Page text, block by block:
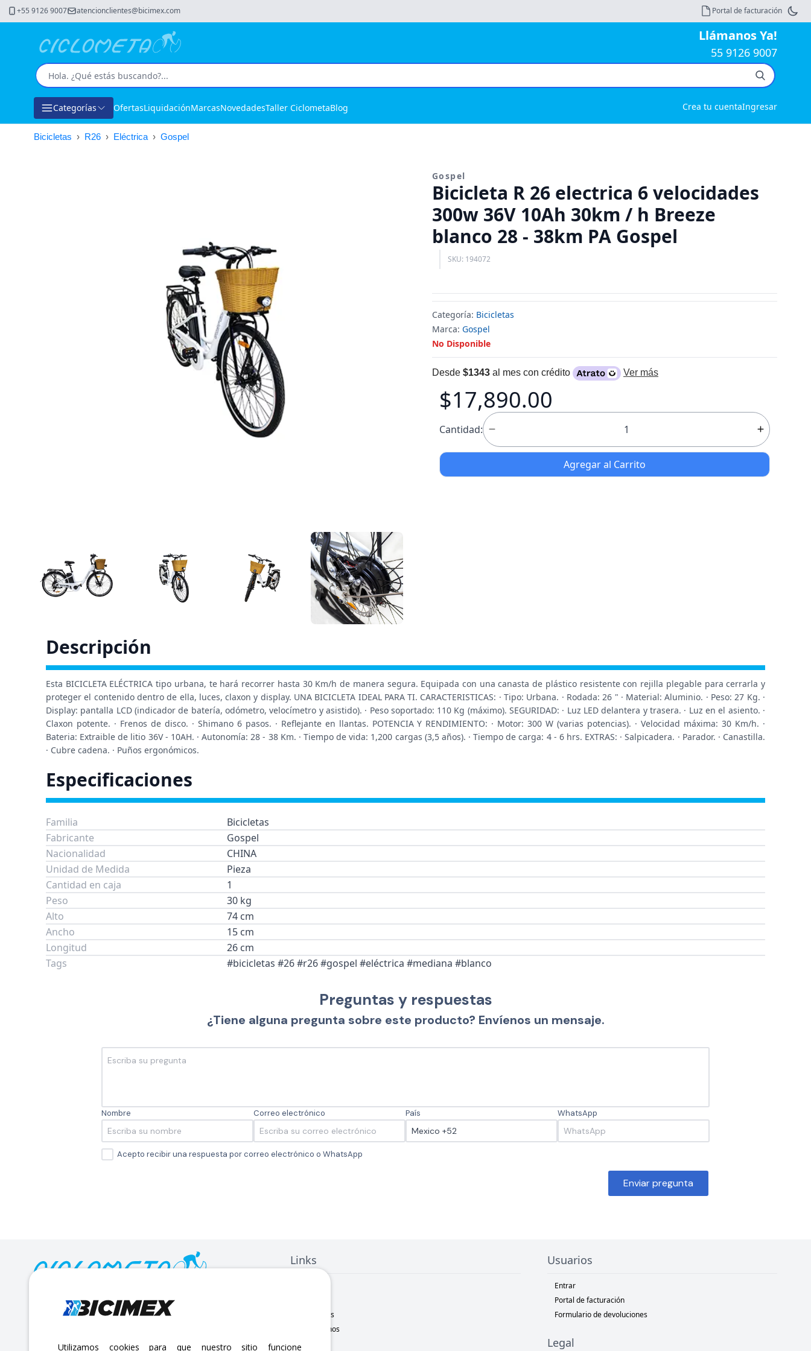
+55 9126 9007 atencionclientes@bicimex.com Portal de facturación
Llámanos Ya!
55 9126 9007
Categorías OfertasLiquidaciónMarcasNovedadesTaller CiclometaBlog Crea tu cuentaIngresar
Bicicletas › R26 › Eléctrica › Gospel
Gospel
Bicicleta R 26 electrica 6 velocidades
300w 36V 10Ah 30km / h Breeze
blanco 28 - 38km PA Gospel
SKU: 194072
Categoría: Bicicletas
Marca: Gospel
No Disponible
Desde $1343 al mes con crédito Ver más
$17,890.00
Cantidad:
Agregar al Carrito
Descripción
Esta BICICLETA ELÉCTRICA tipo urbana, te hará recorrer hasta 30 Km/h de manera segura. Equipada con una canasta de plástico resistente con rejilla plegable para cerrarla y
proteger el contenido dentro de ella, luces, claxon y display. UNA BICICLETA IDEAL PARA TI. CARACTERISTICAS: · Tipo: Urbana. · Rodada: 26 " · Material: Aluminio. · Peso: 27 Kg. ·
Display: pantalla LCD (indicador de batería, odómetro, velocímetro y asistido). · Peso soportado: 110 Kg (máximo). SEGURIDAD: · Luz LED delantera y trasera. · Luz en el asiento. ·
Claxon potente. · Frenos de disco. · Shimano 6 pasos. · Reflejante en llantas. POTENCIA Y RENDIMIENTO: · Motor: 300 W (varias potencias). · Velocidad máxima: 30 Km/h. ·
Bateria: Extraible de litio 36V - 10AH. · Autonomía: 28 - 38 Km. · Tiempo de vida: 1,200 cargas (3,5 años). · Tiempo de carga: 4 - 6 hrs. EXTRAS: · Salpicadera. · Parador. · Canastilla.
· Cubre cadena. · Puños ergonómicos.
Especificaciones
Familia
Bicicletas
Fabricante
Gospel
Nacionalidad
CHINA
Unidad de Medida
Pieza
Cantidad en caja
1
Peso
30 kg
Alto
74 cm
Ancho
15 cm
Longitud
26 cm
Tags
#bicicletas #26 #r26 #gospel #eléctrica #mediana #blanco
Preguntas y respuestas
¿Tiene alguna pregunta sobre este producto? Envíenos un mensaje.
Nombre Correo electrónico País WhatsApp
Acepto recibir una respuesta por correo electrónico o WhatsApp
Enviar pregunta
Calle Lago Müritz No. 30 Col. Mariano Escobedo,
Links
Sucursales
Contáctanos
Marcas
Usuarios
Entrar
Portal de facturación
Formulario de devoluciones
Legal
Utilizamos cookies para que nuestro sitio funcione